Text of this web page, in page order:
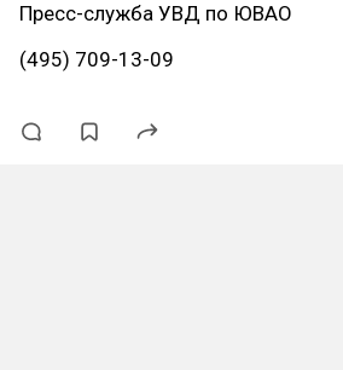
Пресс-служба УВД по ЮВАО
(495) 709-13-09